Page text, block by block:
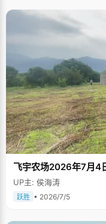
飞宇农场2026年7月4
UP主: 侯海涛
跃胜 • 2026/7/5